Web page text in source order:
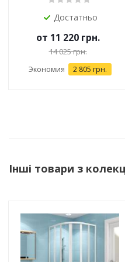
Достатньо
от 11 220 грн.
14 025 грн.
Экономия 2 805 грн.
Інші товари з